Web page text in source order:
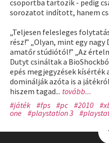
csoportba tartozik - pedig
sorozatot indított, hanem
„Teljesen felesleges
rész!” „Olyan, mint egy nagy
amatőr stúdiótól!” „Az
Dutyt csináltak a
epés megjegyzések kísérték
dominálják azóta is a
hiszem tagad... tovább...
#játék #fps #pc #2010
one
#playstation 3